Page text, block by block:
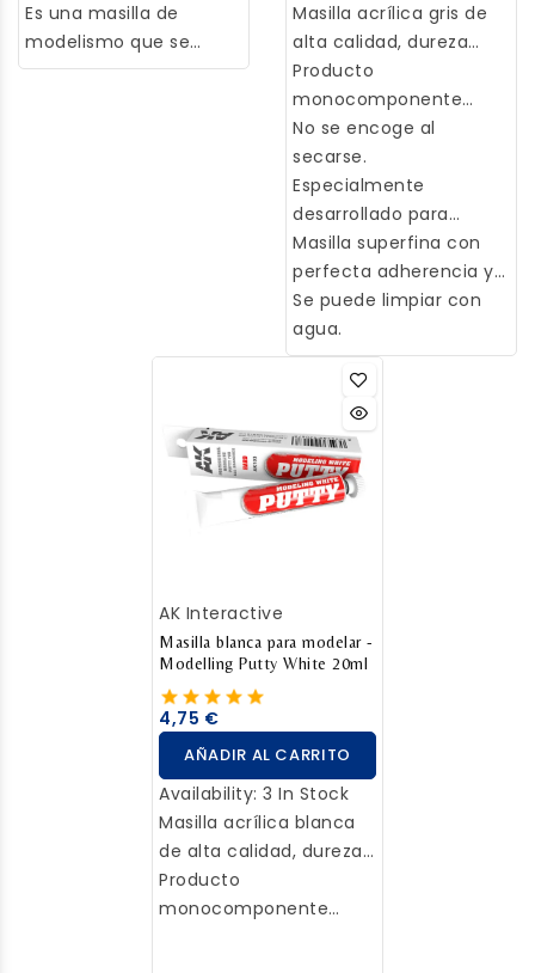
Es una masilla de
modelismo que se
utiliza para rellenar
representar a distintos
batalla. Se aplica a la
miniatura y luego se
esculpe o alisa para
debido a su color y a su
consistencia, similar a
la de un líquido cuando
se aplica por primera
vez. Una vez seca, se
endurece y se puede
lijar, limar o pintar.
Masilla acrílica gris de
alta calidad, dureza
estándar (20 ml, 39 gr.).
Producto
monocomponente
acrílico a base de
poliuretano.
No se encoge al
secarse.
Especialmente
desarrollado para
modelismo.
Masilla superfina con
perfecta adherencia y
propiedades de lijado.
Se puede limpiar con
agua.
AK Interactive
Masilla blanca para modelar -
Modelling Putty White 20ml
4,75 €
AÑADIR AL CARRITO
Availability: 3 In Stock
Masilla acrílica blanca
de alta calidad, dureza
alta (20 ml, 39 gr.).
Producto
monocomponente